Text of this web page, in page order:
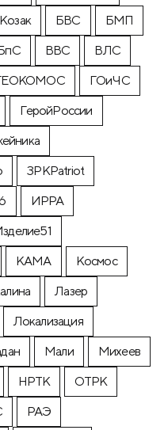
БВС
БМП
ВВС
ВЛС
ГОиЧС
ГеройРоссии
ЗРКPatriot
ИРРА
КАМА
Космос
Лазер
Локализация
Мали
Михеев
НРТК
ОТРК
РАЭ